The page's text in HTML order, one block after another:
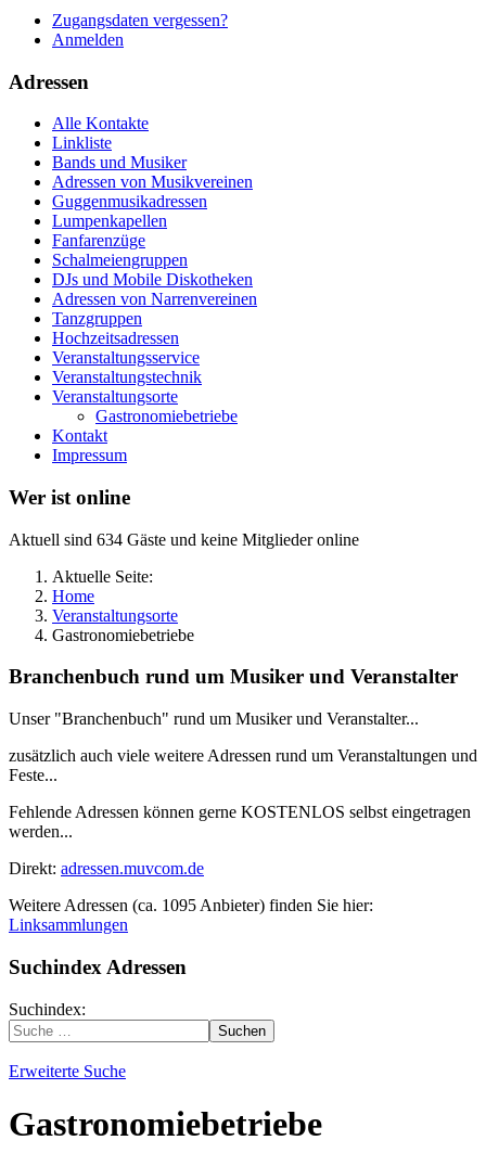
Zugangsdaten vergessen?
Anmelden
Adressen
Alle Kontakte
Linkliste
Bands und Musiker
Adressen von Musikvereinen
Guggenmusikadressen
Lumpenkapellen
Fanfarenzüge
Schalmeiengruppen
DJs und Mobile Diskotheken
Adressen von Narrenvereinen
Tanzgruppen
Hochzeitsadressen
Veranstaltungsservice
Veranstaltungstechnik
Veranstaltungsorte
Gastronomiebetriebe
Kontakt
Impressum
Wer ist online
Aktuell sind 634 Gäste und keine Mitglieder online
Aktuelle Seite:
Home
Veranstaltungsorte
Gastronomiebetriebe
Branchenbuch rund um Musiker und Veranstalter
Unser "Branchenbuch" rund um Musiker und Veranstalter...
zusätzlich auch viele weitere Adressen rund um Veranstaltungen und
Feste...
Fehlende Adressen können gerne KOSTENLOS selbst eingetragen
werden...
Direkt: adressen.muvcom.de
Weitere Adressen (ca. 1095 Anbieter) finden Sie hier:
Linksammlungen
Suchindex Adressen
Suchindex:
Suchen
Erweiterte Suche
Gastronomiebetriebe